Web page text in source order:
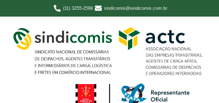
(11) 3255-2599 sindicomis@sindicomis.com.br